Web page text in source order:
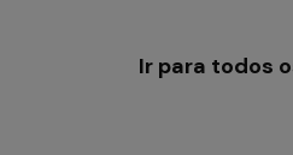
Ir para todos